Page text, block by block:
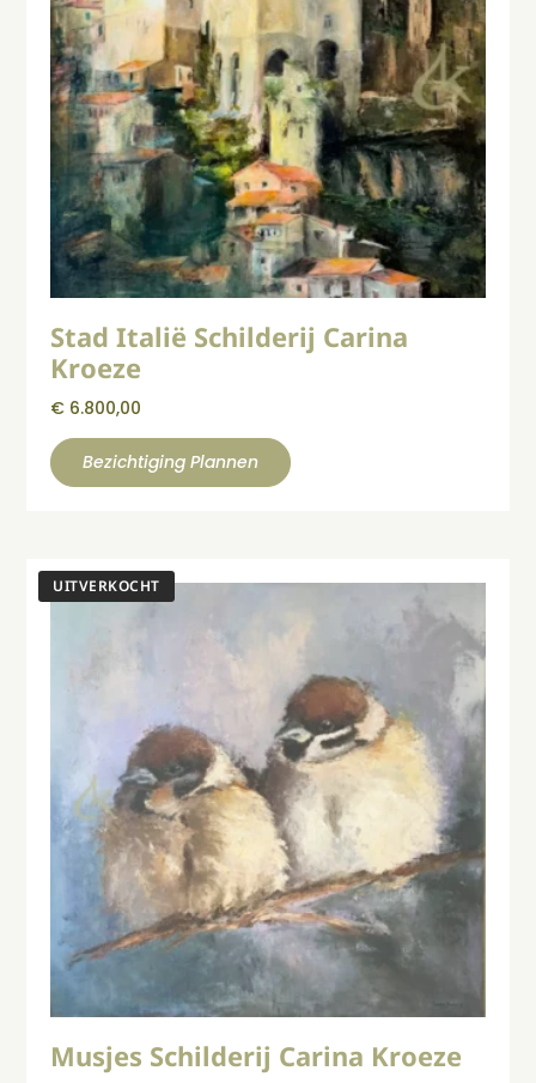
Stad Italië Schilderij Carina
Kroeze
€ 6.800,00
Bezichtiging Plannen
Musjes Schilderij Carina Kroeze